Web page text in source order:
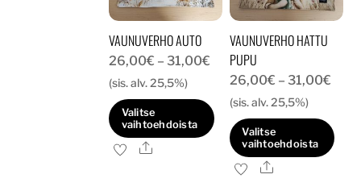
VAUNUVERHO AUTO
26,00€ – 31,00€ Hintaluokka:
26,00€
-
31,00€
(sis. alv. 25,5%)
Valitse
vaihtoehdoista
Tällä
Ale
VAUNUVERHO HATTU
PUPU
26,00€ – 31,00€
-
(sis. alv. 25,5%)
Valitse
vaihtoehdoista
Tällä
Ale